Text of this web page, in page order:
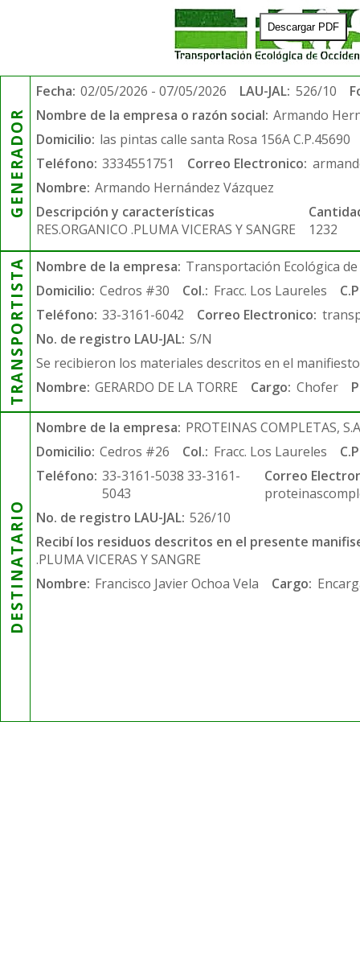
Descargar PDF
GENERADOR
Fecha: 02/05/2026 - 07/05/2026 LAU-JAL: 526/10
Nombre de la empresa o razón social: Armando
Domicilio: las pintas calle santa Rosa 156A C.P.45690
Teléfono: 3334551751 Correo Electronico:
Nombre: Armando Hernández Vázquez
Descripción y características
RES.ORGANICO .PLUMA VICERAS Y SANGRE
1232
TRANSPORTISTA Nombre de la empresa: Transportación Ecológica de
Domicilio: Cedros #30 Col.: Fracc. Los Laureles
Teléfono: 33-3161-6042 Correo Electronico:
No. de registro LAU-JAL: S/N
Se recibieron los materiales descritos en el
Nombre: GERARDO DE LA TORRE Cargo: Chofer
DESTINATARIO
Nombre de la empresa: PROTEINAS COMPLETAS,
Domicilio: Cedros #26 Col.: Fracc. Los Laureles
Teléfono: 33-3161-5038 33-3161-
5043
Correo
No. de registro LAU-JAL: 526/10
Recibí los residuos descritos en el presente
.PLUMA VICERAS Y SANGRE
Nombre: Francisco Javier Ochoa Vela Cargo: